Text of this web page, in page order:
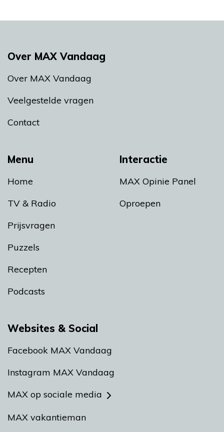
Menu
Home
TV & Radio
Prijsvragen
Puzzels
Recepten
Podcasts
Interactie
MAX Opinie Panel
Oproepen
Over MAX Vandaag
Over MAX Vandaag
Veelgestelde vragen
Contact
Websites & Social
Facebook MAX Vandaag
Instagram MAX Vandaag
MAX op sociale media
MAX vakantieman